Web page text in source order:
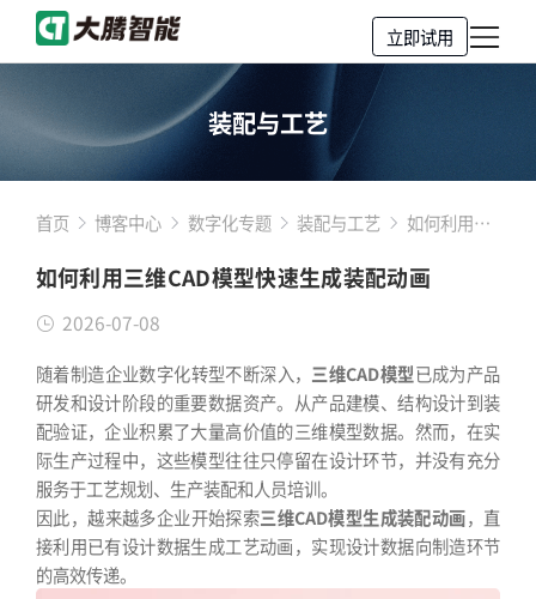
立即试用
装配与工艺
首页 博客中心 数字化专题 装配与工艺
如何利用三
快速生成装
如何利用三维CAD模型快速生成装配动画
2026-07-08
随着制造企业数字化转型不断深入， 三维CAD模型已成为产品
研发和设计阶段的重要数据资产。从产品建模、结构设计到装
配验证，企业积累了大量高价值的三维模型数据。然而，在实
际生产过程中，这些模型往往只停留在设计环节，并没有充分
服务于工艺规划、生产装配和人员培训。
因此，越来越多企业开始探索三维CAD模型生成装配动画，直
接利用已有设计数据生成工艺动画，实现设计数据向制造环节
的高效传递。